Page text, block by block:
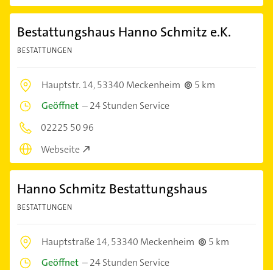
Bestattungshaus Hanno Schmitz e.K.
BESTATTUNGEN
Hauptstr. 14,53340 Meckenheim
5 km
Geöffnet –24 Stunden Service
02225 50 96
Webseite
Hanno Schmitz Bestattungshaus
BESTATTUNGEN
Hauptstraße 14,53340 Meckenheim
5 km
Geöffnet –24 Stunden Service